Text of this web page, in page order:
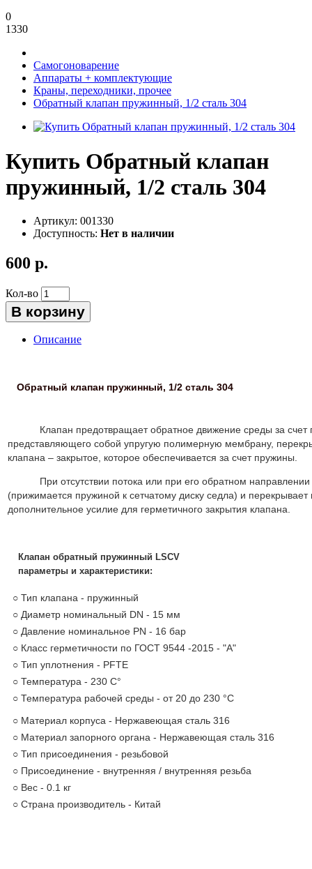
0
1330
Самогоноварение
Аппараты + комплектующие
Краны, переходники, прочее
Обратный клапан пружинный, 1/2 сталь 304
Купить Обратный клапан
пружинный, 1/2 сталь 304
Артикул: 001330
Доступность: Нет в наличии
600 р.
Кол-во
В корзину
Описание
Обратный клапан пружинный, 1/2 сталь 304
Клапан предотвращает обратное движение среды за счет
представляющего собой упругую полимерную мембрану,
клапана – закрытое, которое обеспечивается за счет пружины.
При отсутствии потока или при его обратном
(прижимается пружиной к сетчатому диску седла) и перекрывает
дополнительное усилие для герметичного закрытия клапана.
Клапан обратный пружинный LSCV
параметры и характеристики:
○ Тип клапана - пружинный
○ Диаметр номинальный DN - 15 мм
○ Давление номинальное PN - 16 бар
○ Класс герметичности по ГОСТ 9544 -2015 - "A"
○ Тип уплотнения - PFTE
○ Температура - 230 С°
○ Температура рабочей среды - от 20 до 230 °C
○ Материал корпуса - Нержавеющая сталь 316
○ Материал запорного органа - Нержавеющая сталь 316
○ Тип присоединения - резьбовой
○ Присоединение - внутренняя / внутренняя резьба
○ Вес - 0.1 кг
○ Страна производитель - Китай